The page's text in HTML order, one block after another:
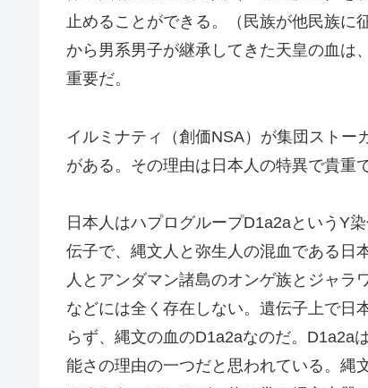
止めることができる。（民族が他民族に
から男系男子が継承してきた天皇の血は
重要だ。
イルミナティ（創価NSA）が集団ストー
がある。その理由は日本人の特異で貴重
日本人はハプログループD1a2aというY
伝子で、縄文人と弥生人の混血である日
人とアンダマン諸島のオンゲ族とジャラ
などには全く存在しない。遺伝子上で日
らず、縄文の血のD1a2aなのだ。D1a2a
能さの理由の一つだと思われている。縄